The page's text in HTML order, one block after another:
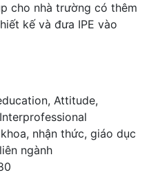
cho nhà trường có thêm
kế và đưa IPE vào
, Attitude,
Interprofessional
, nhận thức, giáo dục
ngành